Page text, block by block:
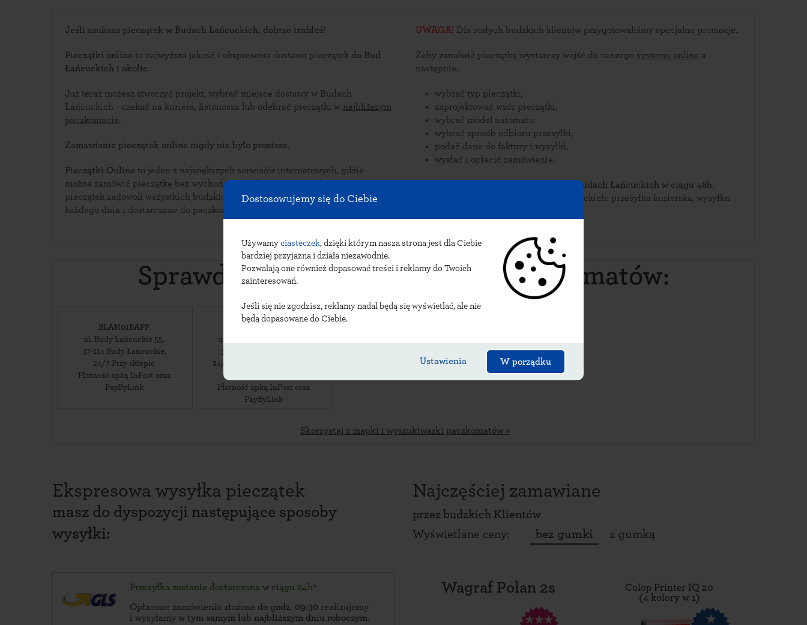
Dostosowujemy się do Ciebie
Używamy ciasteczek, dzięki którym nasza strona jest dla Ciebie
bardziej przyjazna i działa niezawodnie.
Pozwalają one również dopasować treści i reklamy do Twoich
zainteresowań.
Jeśli się nie zgodzisz, reklamy nadal będą się wyświetlać, ale nie
będą dopasowane do Ciebie.
Ustawienia W porządku
Jeśli szukasz pieczątek w Budach Łańcuckich, dobrze trafiłeś!
Pieczątki online to najwyższa jakość i ekspresowa dostawa pieczątek do Bud
Łańcuckich i okolic.
Już teraz możesz stworzyć projekt, wybrać miejsce dostawy w Budach
Łańcuckich - czekać na kuriera, listonosza lub odebrać pieczątki w najbliższym
paczkomacie.
Zamawianie pieczątek online nigdy nie było prostsze.
Pieczątki Online to jeden z największych serwisów internetowych, gdzie
można zamówić pieczątkę bez wychodzenia z domu. Bogata oferta wzorów
pieczątek zadowoli wszystkich budzkich klientów. Pieczątki wykonywane są
każdego dnia i dostarczane do paczkomatów w Budach Łańcuckich.
UWAGA! Dla stałych budzkich klientów przygotowaliśmy specjalne promocje.
Żeby zamówić pieczątkę wystarczy wejść do naszego systemu online a
następnie:
wybrać typ pieczątki,
zaprojektować wzór pieczątki.
wybrać model automatu.
wybrać sposób odbioru przesyłki,
podać dane do faktury i wysyłki,
wysłać i opłacić zamówienie.
Zamów pieczątki online i odbierz je w Budach Łańcuckich w ciągu 48h.
Sposób dostawy pieczątek do Bud Łańcuckich: przesyłka kurierska, wysyłka
Sprawdź lokalizacje budzkich paczkomatów:
BLAN01BAPP
ul. Budy Łańcuckie 55,
37-114 Budy Łańcuckie,
24/7 Przy sklepie
Płatność apką InPost oraz
PayByLink
ul. Budy Łańcuckie 301A
37-114
24/7 Przy sklepie Delikatesy
Płatność apką InPost oraz
PayByLink
Skorzystaj z mapki i wyszukiwarki paczkomatów »
Ekspresowa wysyłka pieczątek
masz do dyspozycji następujące sposoby
wysyłki:
Przesyłka zostanie dostarczona w ciągu 24h*
Opłacone zamówienia złożone do godz. 09:30 realizujemy
i wysyłamy w tym samym lub najbliższym dniu roboczym.
Najczęściej zamawiane
przez budzkich Klientów
Wyświetlane ceny:
bez gumki z gumką
Wagraf Polan 2s
Colop Printer IQ 20
(4 kolory w 1)